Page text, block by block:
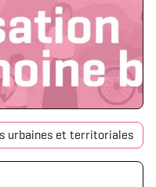
urbaines et territoriales